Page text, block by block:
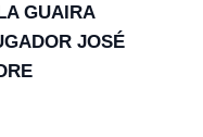
GUAIRA
JOSÉ